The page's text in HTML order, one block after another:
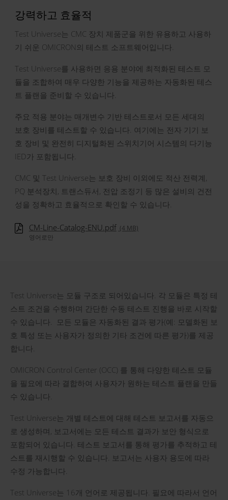
강력하고 효율적
Test Universe는 CMC 장치 제품군을 위한 유용하고 사용하
기 쉬운 OMICRON의 테스트 소프트웨어입니다.
Test Universe를 사용하면 응용 분야에 최적화된 테스트 모
듈을 조합하여 매우 다양한 기능을 제공하는 자동화된 테스
트 플랜을 준비할 수 있습니다.
주요 적용 분야는 매개변수 기반 테스트로서 모든 세대의
보호 장비를 테스트할 수 있습니다. 여기에는 전자 기기 보
호 장비 및 완전히 디지털화된 스위치기어 시스템의 다기능
IED가 포함됩니다.
CMC 및 Test Universe는 보호 장비 이외에도 적산 전력계,
PQ 분석장치, 트랜스듀서, 전압 조정기 등 많은 설비의 건전
성을 정확하고 효율적으로 확인할 수 있습니다.
CM-Line-Catalog-ENU.pdf (4 MB)
영어로만
Test Universe는 모듈 구조로 되어있습니다. 각 모듈은 특정 테
스트 조건을 수행하며 간단한 수동 테스트 진행을 바로 시작할
수 있습니다. 모든 모듈은 자동화된 결과 평가(예: 모델화된 보
호 특성 또는 사용자가 정의한 기타 조건에 따른 평가)를 제공
합니다.
OMICRON Control Center (OCC) 를 통해 다양한 테스트 모듈
을 필요에 따라 결합하여 사용자가 원하는 테스트 플랜을 만들
수 있습니다.
Test Universe는 개별 테스트에 대해 테스트 보고서를 자동으
로 생성하며, 보고서에는 모든 테스트 결과가 보안 형식으로
포함되어 있습니다. 테스트 보고서를 통해 평가를 추적하고 테
스트를 재시행할 수 있습니다. 보고서는 사용자 용도에 따라
수정 가능합니다.
Test Universe는 16개 언어로 제공됩니다. 필요에 따라서 언어